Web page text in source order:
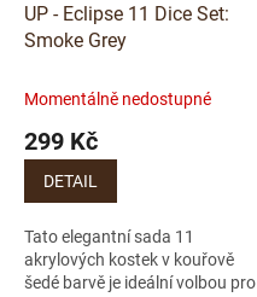
UP - Eclipse 11 Dice Set:
Smoke Grey
Momentálně nedostupné
299 Kč
DETAIL
Tato elegantní sada 11
akrylových kostek v kouřově
šedé barvě je ideální volbou pro